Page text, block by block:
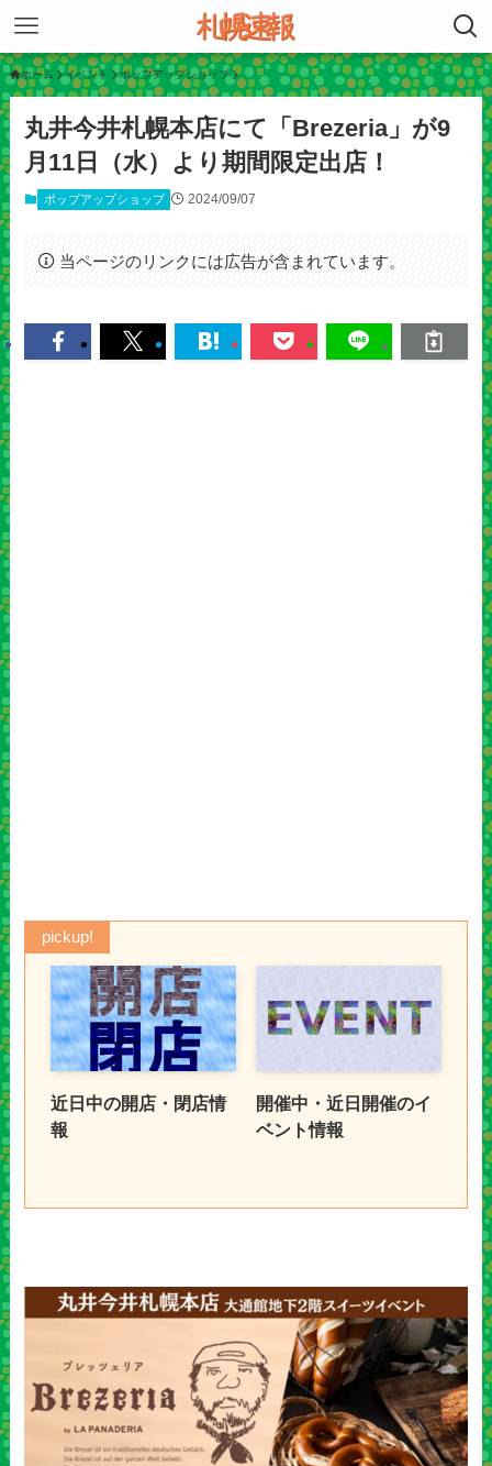
ホーム イベント ポップアップショップ
丸井今井札幌本店にて「Brezeria」が9
月11日（水）より期間限定出店！
ポップアップショップ 2024/09/07
当ページのリンクには広告が含まれています。
pickup!
近日中の開店・閉店情
報
開催中・近日開催のイ
ベント情報